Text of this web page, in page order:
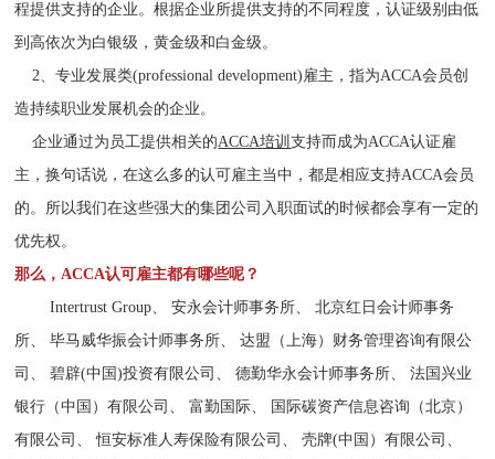
程提供支持的企业。根据企业所提供支持的不同程度，认证级别由低
到高依次为白银级，黄金级和白金级。
2、专业发展类(professional development)雇主，指为ACCA会员创
造持续职业发展机会的企业。
企业通过为员工提供相关的ACCA培训支持而成为ACCA认证雇
主，换句话说，在这么多的认可雇主当中，都是相应支持ACCA会员
的。所以我们在这些强大的集团公司入职面试的时候都会享有一定的
优先权。
那么，ACCA认可雇主都有哪些呢？
Intertrust Group、 安永会计师事务所、 北京红日会计师事务
所、 毕马威华振会计师事务所、 达盟（上海）财务管理咨询有限公
司、 碧辟(中国)投资有限公司、 德勤华永会计师事务所、 法国兴业
银行（中国）有限公司、 富勤国际、 国际碳资产信息咨询（北京）
有限公司、 恒安标准人寿保险有限公司、 壳牌(中国）有限公司、